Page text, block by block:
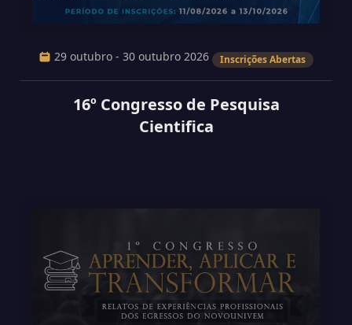
29 outubro - 30 outubro 2026 Inscrições Abertas
16º Congresso de Pesquisa
Cientifica